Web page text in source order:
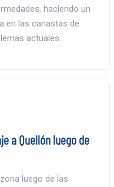
haciendo un
en las canastas de
actuales.
a Quellón luego de
luego de las